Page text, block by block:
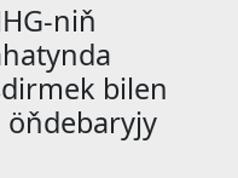
niň
bilen